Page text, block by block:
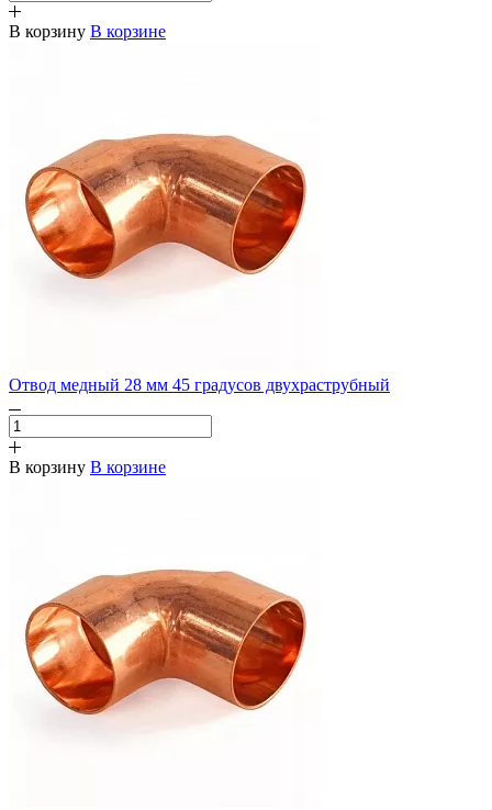
В корзину В корзине
Отвод медный 28 мм 45 градусов двухраструбный
В корзину В корзине